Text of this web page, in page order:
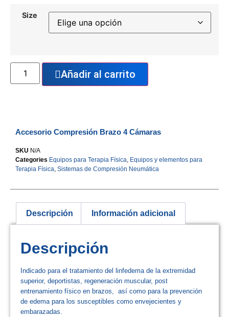
Size
Añadir al carrito
Accesorio Compresión Brazo 4 Cámaras
SKU N/A
Categories Equipos para Terapia Física, Equipos y elementos para
Terapia Física, Sistemas de Compresión Neumática
Descripción Información adicional
Descripción
Indicado para el tratamiento del linfedema de la extremidad
superior, deportistas, regeneración muscular, post
entrenamiento físico en brazos, así como para la prevención
de edema para los susceptibles como envejecientes y
embarazadas.